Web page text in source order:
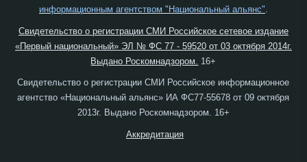
информационным агентством "Национальный альянс"
Свидетельство о регистрации СМИ Российское сетевое издание
«Первый национальный» ЭЛ № ФС 77 - 59520 от 03 октября 2014г.
Выдано Роскомнадзором.
16+
Свидетельство о регистрации СМИ Российское информационное
агентство «Национальный альянс» ИА ФС77-55678 от 09 октября
2013г. Выдано Роскомнадзором. 16+
Аккредитация